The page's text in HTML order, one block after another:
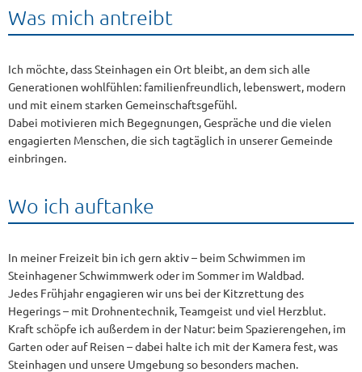
Was mich antreibt
Ich möchte, dass Steinhagen ein Ort bleibt, an dem sich alle
Generationen wohlfühlen: familienfreundlich, lebenswert, modern
und mit einem starken Gemeinschaftsgefühl.
Dabei motivieren mich Begegnungen, Gespräche und die vielen
engagierten Menschen, die sich tagtäglich in unserer Gemeinde
einbringen.
Wo ich auftanke
In meiner Freizeit bin ich gern aktiv – beim Schwimmen im
Steinhagener Schwimmwerk oder im Sommer im Waldbad.
Jedes Frühjahr engagieren wir uns bei der Kitzrettung des
Hegerings – mit Drohnentechnik, Teamgeist und viel Herzblut.
Kraft schöpfe ich außerdem in der Natur: beim Spazierengehen, im
Garten oder auf Reisen – dabei halte ich mit der Kamera fest, was
Steinhagen und unsere Umgebung so besonders machen.